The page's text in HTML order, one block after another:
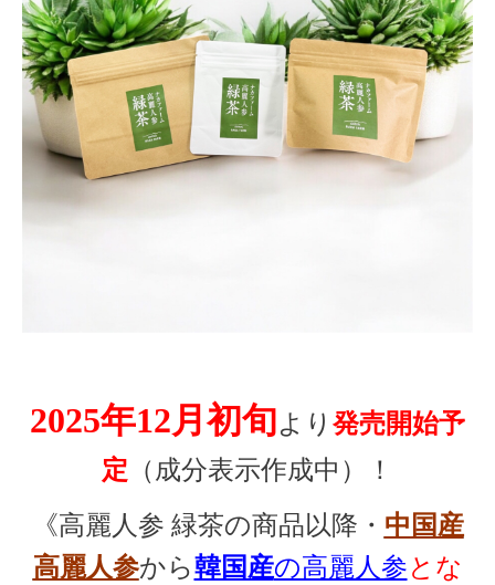
2025年12月初旬より 発売開始予
定 （成分表示作成中）！
《高麗人参 緑茶の商品以降・ 中国産
高麗人参から韓国産の高麗人参とな